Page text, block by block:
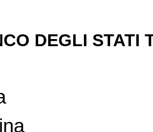
DEGLI STATI